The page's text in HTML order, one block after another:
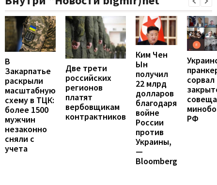
В
Закарпатье
раскрыли
масштабную
схему в ТЦК:
более 1500
мужчин
незаконно
сняли с
учета
Две трети
российских
регионов
платят
вербовщикам
контрактников
Ким Чен
Ын
получил
22 млрд
долларов
благодаря
войне
России
против
Украины,
—
Bloomberg
сорвал
РФ